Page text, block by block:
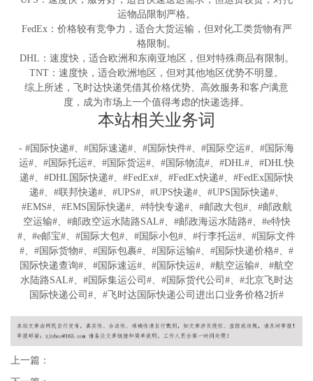
运物品限制严格‌。
‌FedEx‌：价格较有竞争力，适合大货运输，但对化工类货物有严
格限制‌。
DHL‌：速度快，适合欧洲和东南亚地区，但对特殊商品有限制‌。
TNT‌：速度快，适合欧洲地区，但对其他地区优势不明显‌。
综上所述，飞时达快递凭借其价格优势、高效服务和客户满意
度，成为市场上一个值得考虑的快递选择。
本站相关业务词
- #国际快递#、#国际速递#、#国际快件#、#国际空运#、#国际海
运#、#国际托运#、#国际货运#、#国际物流#、#DHL#、#DHL快
递#、#DHL国际快递#、#FedEx#、#FedEx快递#、#FedEx国际快
递#、#联邦快递#、#UPS#、#UPS快递#、#UPS国际快递#、
#EMS#、#EMS国际快递#、#特快专递#、#邮政大包#、#邮政航
空运输#、#邮政空运水陆路SAL#、#邮政海运水陆路#、#e特快
#、#e邮宝#、#国际大包#、#国际小包#、#行李托运#、#国际文件
#、#国际货物#、#国际包裹#、#国际运输#、#国际快递价格#、#
国际快递查询#、#国际速运#、#国际快运#、#航空运输#、#航空
水陆路SAL#、#国际集运公司#、#国际货代公司#、#北京飞时达
国际快递公司#、#飞时达国际快递公司进出口业务价格2折#
上一篇：